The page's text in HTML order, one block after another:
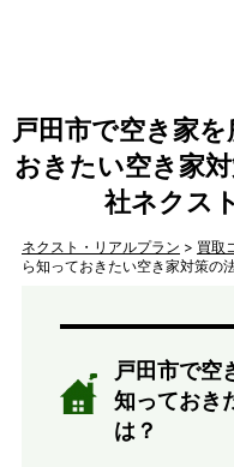
戸田市で空き家
おきたい空き家
社ネクス
ネクスト・リアルプラン > 買取
ら知っておきたい空き家対策の
戸田市で空
知っておき
は？